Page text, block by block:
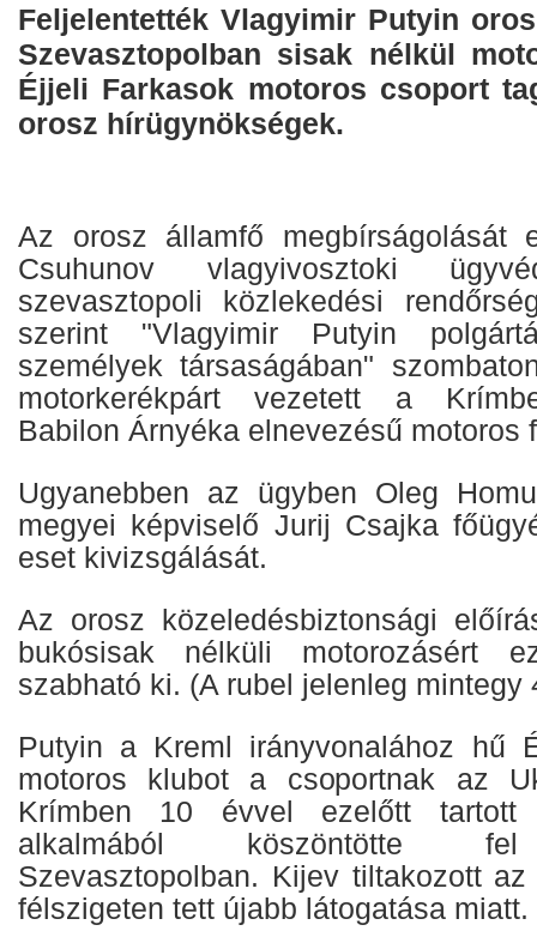
Feljelentették Vlagyimir Putyin
Szevasztopolban sisak nélkül
Éjjeli Farkasok motoros csoport
orosz hírügynökségek.
Az orosz államfő megbírságolását
Csuhunov vlagyivosztoki
szevasztopoli közlekedési
szerint "Vlagyimir Putyin
személyek társaságában"
motorkerékpárt vezetett a
Babilon Árnyéka elnevezésű motoros
Ugyanebben az ügyben Oleg
megyei képviselő Jurij Csajka
eset kivizsgálását.
Az orosz közeledésbiztonsági
bukósisak nélküli motorozásért
szabható ki. (A rubel jelenleg mintegy
Putyin a Kreml irányvonalához hű
motoros klubot a csoportnak az
Krímben 10 évvel ezelőtt tartott
alkalmából köszöntötte fel
Szevasztopolban. Kijev tiltakozott
félszigeten tett újabb látogatása miatt.